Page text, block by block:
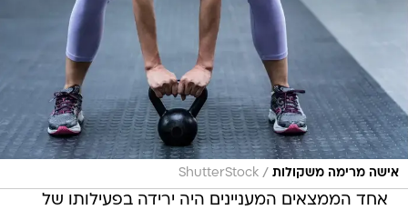
אישה מרימה משקולות /
ShutterStock
אחד הממצאים המעניינים היה ירידה בפעילותו של